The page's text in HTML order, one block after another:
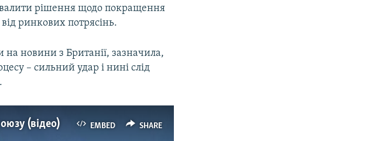
рішення щодо покращення
ринкових потрясінь.
на новини з Британії, зазначила,
– сильний удар і нині слід
EMBED SHARE
(відео)